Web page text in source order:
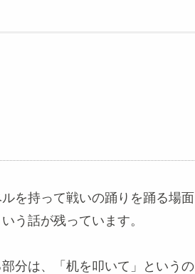
を持って戦いの踊りを踊る場面
う話が残っています。
分は、「机を叩いて」というの